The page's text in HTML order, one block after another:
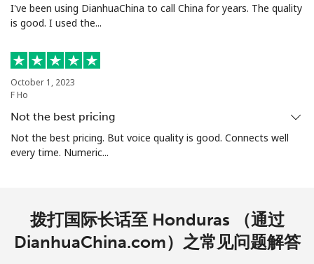
I've been using DianhuaChina to call China for years. The quality
is good. I used the...
October 1, 2023
F Ho
Not the best pricing
Not the best pricing. But voice quality is good. Connects well
every time. Numeric...
拨打国际长话至 Honduras （通过
DianhuaChina.com）之常见问题解答